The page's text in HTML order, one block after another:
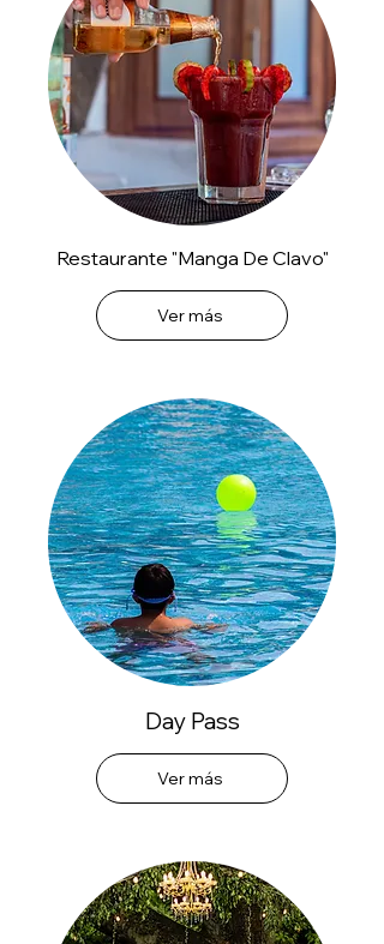
Restaurante "Manga De Clavo"
Ver más
Day Pass
Ver más